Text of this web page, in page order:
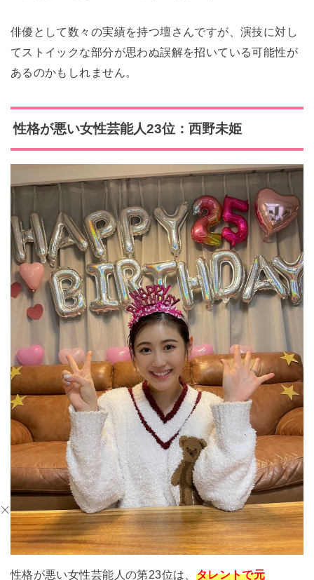
俳優として数々の実績を持つ壇さんですが、演技に対し
てストイックな部分が思わぬ誤解を招いている可能性が
あるのかもしれません。
性格が悪い女性芸能人23位：西野未姫
性格が悪い女性芸能人の第23位は、 タレントで元